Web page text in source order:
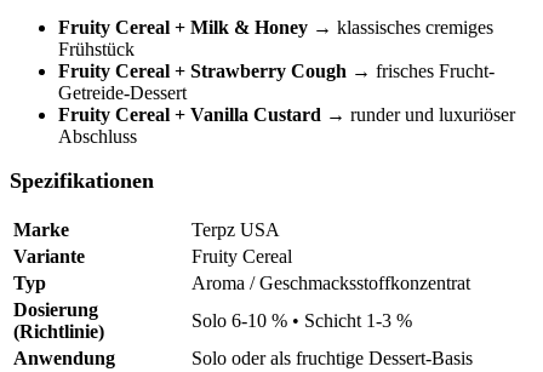
Fruity Cereal + Milk & Honey → klassisches cremiges
Frühstück
Fruity Cereal + Strawberry Cough → frisches Frucht-
Getreide-Dessert
Fruity Cereal + Vanilla Custard → runder und luxuriöser
Abschluss
Spezifikationen
Marke
Terpz USA
Variante
Fruity Cereal
Typ
Aroma / Geschmacksstoffkonzentrat
Dosierung
(Richtlinie)
Solo 6-10 % • Schicht 1-3 %
Anwendung
Solo oder als fruchtige Dessert-Basis